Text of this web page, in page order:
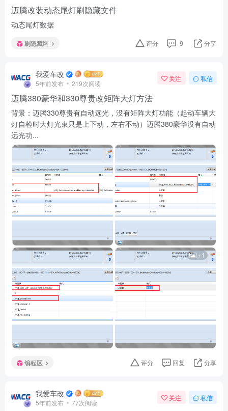
迈腾改装动态尾灯刷隐藏文件
动态尾灯数据
刷隐藏区 评分 9 分享
我爱车改
5年前发布 219次阅读
关注 私信
迈腾380豪华和330尊贵改矩阵大灯方法
背景：迈腾330尊贵有自动远光，没有矩阵大灯功能（起动车辆大
灯自检时大灯光束只是上下动，左右不动）迈腾380豪华没有自动
远光功...
+1
编程区 评分 回复 分享
我爱车改
5年前发布 77次阅读
关注 私信